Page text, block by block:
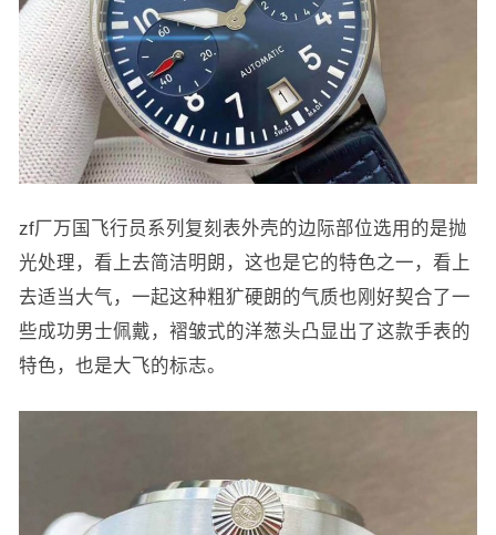
zf厂万国飞行员系列复刻表外壳的边际部位选用的是抛
光处理，看上去简洁明朗，这也是它的特色之一，看上
去适当大气，一起这种粗犷硬朗的气质也刚好契合了一
些成功男士佩戴，褶皱式的洋葱头凸显出了这款手表的
特色，也是大飞的标志。